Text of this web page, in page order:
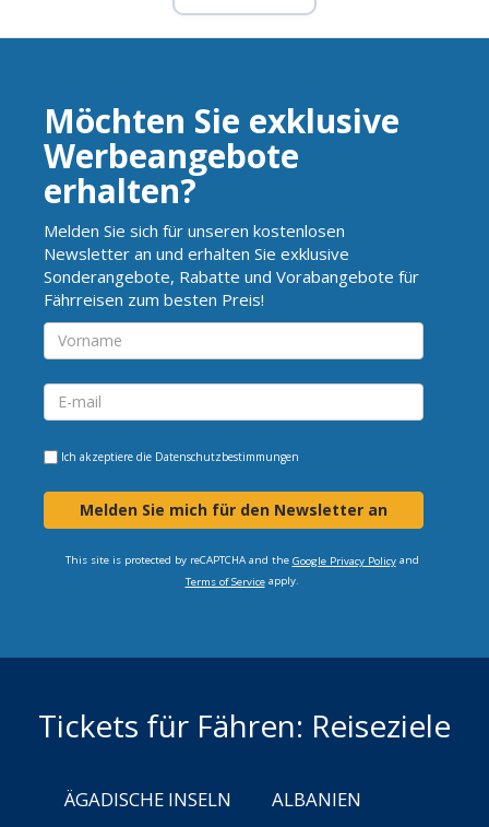
Möchten Sie exklusive
Werbeangebote
erhalten?
Melden Sie sich für unseren kostenlosen
Newsletter an und erhalten Sie exklusive
Sonderangebote, Rabatte und Vorabangebote für
Fährreisen zum besten Preis!
Ich akzeptiere die Datenschutzbestimmungen
Melden Sie mich für den Newsletter an
This site is protected by reCAPTCHA and the Google Privacy Policyand
Terms of Serviceapply.
Tickets für Fähren: Reiseziele
ÄGADISCHE INSELN
ALBANIEN